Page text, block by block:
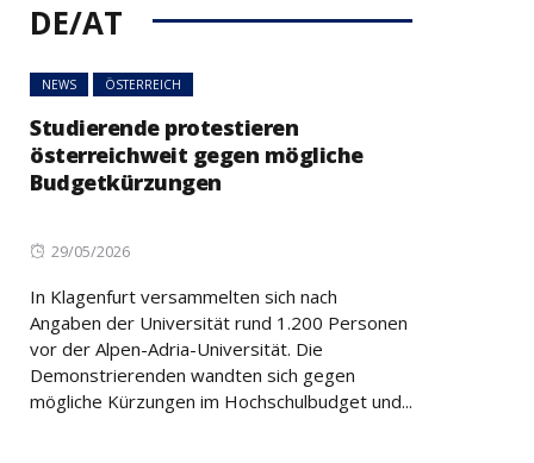
DE/AT
NEWS ÖSTERREICH
Studierende protestieren
österreichweit gegen mögliche
Budgetkürzungen
Posted
29/05/2026
In Klagenfurt versammelten sich nach
Angaben der Universität rund 1.200 Personen
vor der Alpen-Adria-Universität. Die
Demonstrierenden wandten sich gegen
mögliche Kürzungen im Hochschulbudget und...